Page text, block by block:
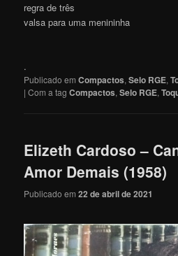
regra de três
valsa para uma menininha
.
Publicado em Compactos,Selo RGE,
|Com a tagCompactos,Selo RGE,
Elizeth Cardoso –
Amor Demais (1958)
Publicado em22 de abril de 2021